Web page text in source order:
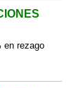
en rezago